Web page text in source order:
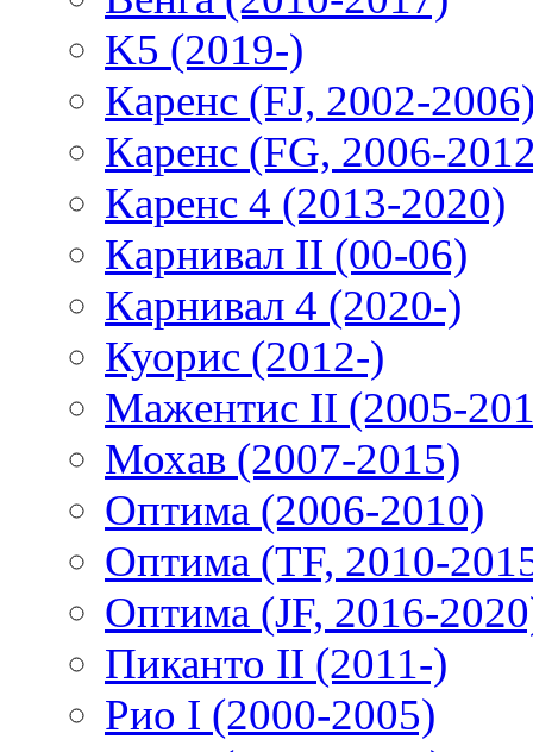
K5 (2019-)
Каренс (FJ, 2002-
Каренс (FG, 2006-
Каренс 4 (2013-2020)
Карнивал II (00-06)
Карнивал 4 (2020-)
Куорис (2012-)
Мажентис II (2005-
Мохав (2007-2015)
Оптима (2006-2010)
Оптима (TF, 2010-
Оптима (JF, 2016-
Пиканто II (2011-)
Рио I (2000-2005)